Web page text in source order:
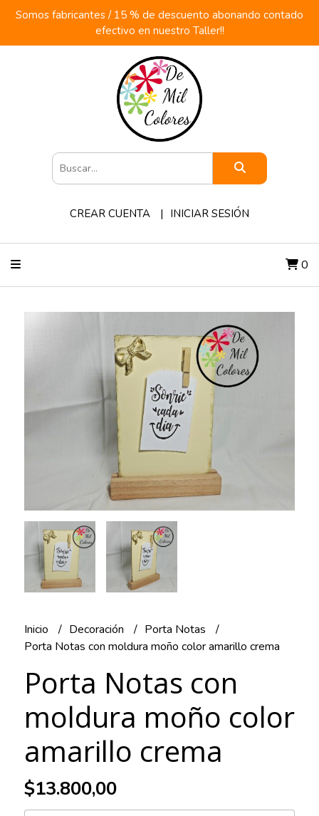
Somos fabricantes / 15 % de descuento abonando contado
efectivo en nuestro Taller!!
CREAR CUENTA INICIAR SESIÓN
0
Inicio Decoración
Porta Notas
Porta Notas con moldura moño color amarillo crema
Porta Notas con
moldura moño color
amarillo crema
$13.800,00